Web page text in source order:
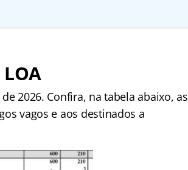
2026. Confira, na tabela abaixo, as
vagos e aos destinados a